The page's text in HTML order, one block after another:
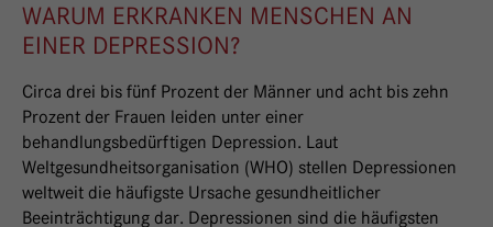
WARUM ERKRANKEN MENSCHEN AN
EINER DEPRESSION?
Circa drei bis fünf Prozent der Männer und acht bis zehn
Prozent der Frauen leiden unter einer
behandlungsbedürftigen Depression. Laut
Weltgesundheitsorganisation (WHO) stellen Depressionen
weltweit die häufigste Ursache gesundheitlicher
Beeinträchtigung dar. Depressionen sind die häufigsten